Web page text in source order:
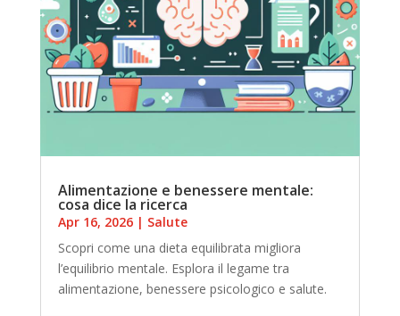
Alimentazione e benessere mentale:
cosa dice la ricerca
Apr 16, 2026| Salute
Scopri come una dieta equilibrata migliora
l’equilibrio mentale. Esplora il legame tra
alimentazione, benessere psicologico e salute.